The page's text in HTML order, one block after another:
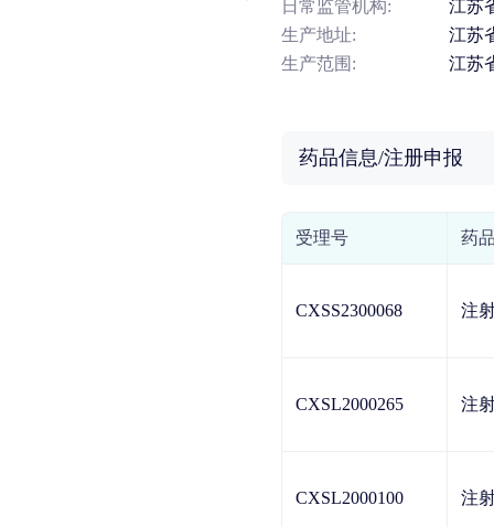
日常监管机构:
江苏
生产地址:
江苏
生产范围:
江苏
药品信息/注册申报
受理号 药
CXSS2300068 注
CXSL2000265 注
CXSL2000100 注